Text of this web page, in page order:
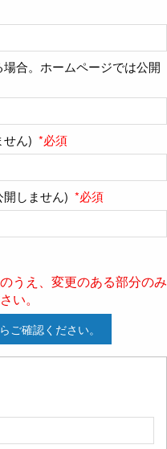
合。ホームページでは公開
せん) *必須
開しません) *必須
うえ、変更のある部分のみ
い。
ご確認ください。